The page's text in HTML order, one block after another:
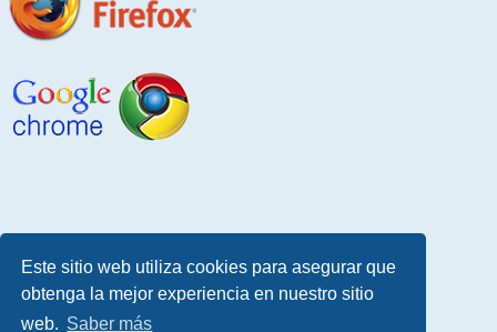
Este sitio web utiliza cookies para asegurar que
obtenga la mejor experiencia en nuestro sitio
web. Saber más